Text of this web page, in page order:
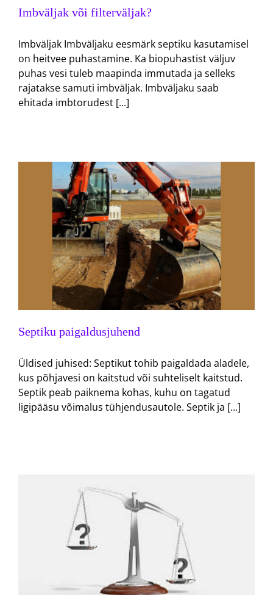
Imbväljak või filterväljak?
Imbväljak Imbväljaku eesmärk septiku kasutamisel
on heitvee puhastamine. Ka biopuhastist väljuv
puhas vesi tuleb maapinda immutada ja selleks
rajatakse samuti imbväljak. Imbväljaku saab
ehitada imbtorudest [...]
Septiku paigaldusjuhend
Üldised juhised: Septikut tohib paigaldada aladele,
kus põhjavesi on kaitstud või suhteliselt kaitstud.
Septik peab paiknema kohas, kuhu on tagatud
ligipääsu võimalus tühjendusautole. Septik ja [...]